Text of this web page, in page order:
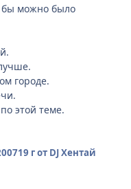
бы можно было
городе.
этой теме.
19 гот DJ Хентай